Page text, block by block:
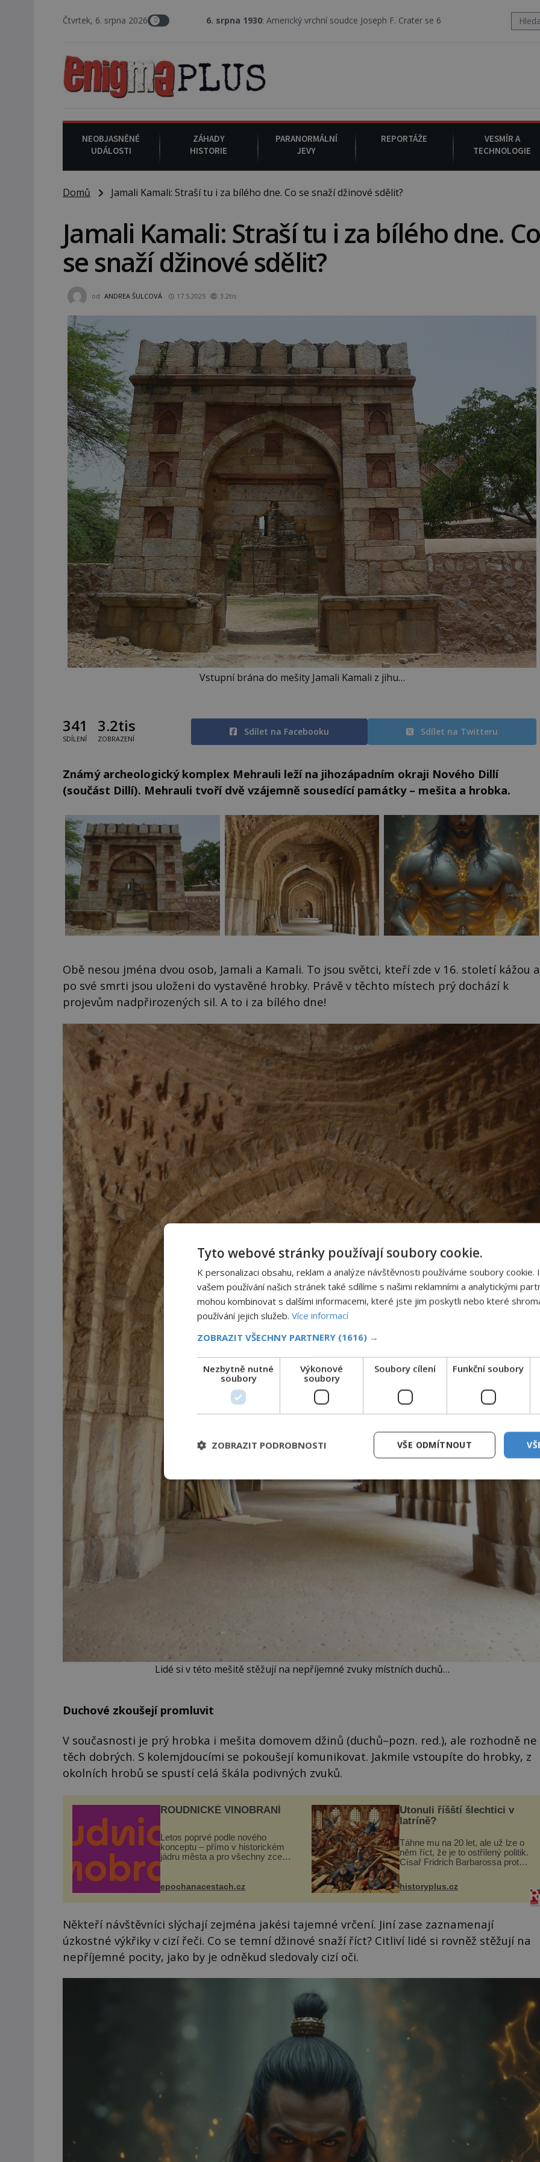
Čtvrtek, 6. srpna 2026
6. srpna 1930 : Americký vrchní soudce Joseph F. Crater se 6. srpna 1930 navečeří ve své oblíbené
NEOBJASNĚNÉ
UDÁLOSTI
ZÁHADY
HISTORIE
PARANORMÁLNÍ
JEVY
REPORTÁŽE
VESMÍR A
TECHNOLOGIE
Domů Jamali Kamali: Straší tu i za bílého dne. Co se snaží džinové sdělit?
Jamali Kamali: Straší tu i za bílého dne. Co
se snaží džinové sdělit?
od ANDREA ŠULCOVÁ 17.5.2025 3.2tis
Vstupní brána do mešity Jamali Kamali z jihu…
341
SDÍLENÍ
3.2tis
ZOBRAZENÍ
Sdílet na Facebooku Sdílet na Twitteru
Známý archeologický komplex Mehrauli leží na jihozápadním okraji Nového Dillí
(součást Dillí). Mehrauli tvoří dvě vzájemně sousedící památky – mešita a hrobka.
Obě nesou jména dvou osob, Jamali a Kamali. To jsou světci, kteří zde v 16. století kážou a
po své smrti jsou uloženi do vystavěné hrobky. Právě v těchto místech prý dochází k
projevům nadpřirozených sil. A to i za bílého dne!
Lidé si v této mešitě stěžují na nepříjemné zvuky místních duchů…
Duchové zkoušejí promluvit
V současnosti je prý hrobka i mešita domovem džinů (duchů–pozn. red.), ale rozhodně ne
těch dobrých. S kolemjdoucími se pokoušejí komunikovat. Jakmile vstoupíte do hrobky, z
okolních hrobů se spustí celá škála podivných zvuků.
ROUDNICKÉ VINOBRANÍ
Letos poprvé podle nového
konceptu – přímo v historickém
jádru města a pro všechny zcela
náměstí. Návštěvníci se mohou
epochanacestach.cz
Utonuli říšští šlechtici v
latríně?
Táhne mu na 20 let, ale už lze o
něm říct, že je to ostřílený politik.
Císař Fridrich Barbarossa proto
Jindřicha VI. do Erfurtu, aby se
stal prostředníkem při řešení
sporu m...
historyplus.cz
Někteří návštěvníci slýchají zejména jakési tajemné vrčení. Jiní zase zaznamenají
úzkostné výkřiky v cizí řeči. Co se temní džinové snaží říct? Citliví lidé si rovněž stěžují na
nepříjemné pocity, jako by je odněkud sledovaly cizí oči.
Tyto webové stránky používají soubory cookie.
K personalizaci obsahu, reklam a analýze návštěvnosti používáme soubory cookie.
vašem používání našich stránek také sdílíme s našimi reklamními a analytickými
mohou kombinovat s dalšími informacemi, které jste jim poskytli nebo které
používání jejich služeb. Více informací
ZOBRAZIT VŠECHNY PARTNERY (1616) →
Nezbytně nutné
soubory
Výkonové
soubory
Soubory cílení Funkční soubory
VŠE ODMÍTNOUT
ZOBRAZIT PODROBNOSTI